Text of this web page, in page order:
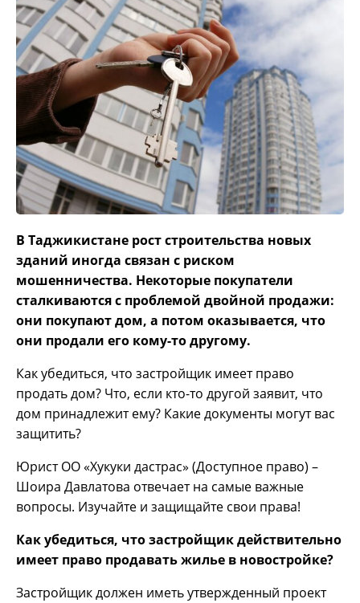
В Таджикистане рост строительства новых
зданий иногда связан с риском
мошенничества. Некоторые покупатели
сталкиваются с проблемой двойной продажи:
они покупают дом, а потом оказывается, что
они продали его кому-то другому.
Как убедиться, что застройщик имеет право
продать дом? Что, если кто-то другой заявит, что
дом принадлежит ему? Какие документы могут вас
защитить?
Юрист ОО «Хукуки дастрас» (Доступное право) –
Шоира Давлатова отвечает на самые важные
вопросы. Изучайте и защищайте свои права!
Как убедиться, что застройщик действительно
имеет право продавать жилье в новостройке?
Застройщик должен иметь утвержденный проект